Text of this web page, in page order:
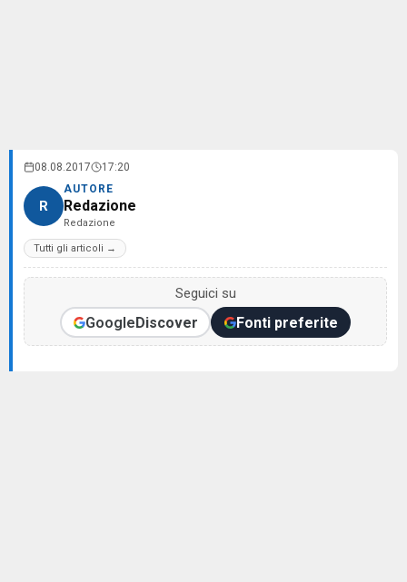
08.08.2017 17:20
R
AUTORE
Redazione
Redazione
Tutti gli articoli →
Seguici su
GoogleDiscover Fonti preferite